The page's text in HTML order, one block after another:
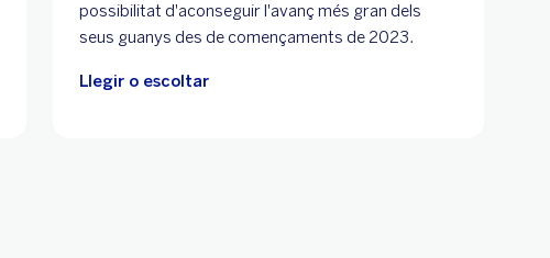
possibilitat d'aconseguir l'avanç més gran dels
seus guanys des de començaments de 2023.
Llegir o escoltar